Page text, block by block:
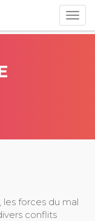
forces du mal
conflits